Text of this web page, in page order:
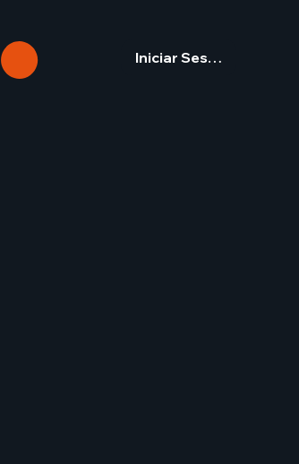
Iniciar Sesión